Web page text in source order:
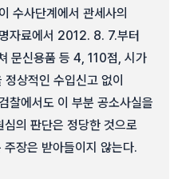
수사단계에서 관세사의
자료에서 2012. 8. 7.부터
문신용품 등 4, 110점, 시가
상적인 수입신고 없이
찰에서도 이 부분 공소사실을
의 판단은 정당한 것으로
장은 받아들이지 않는다.